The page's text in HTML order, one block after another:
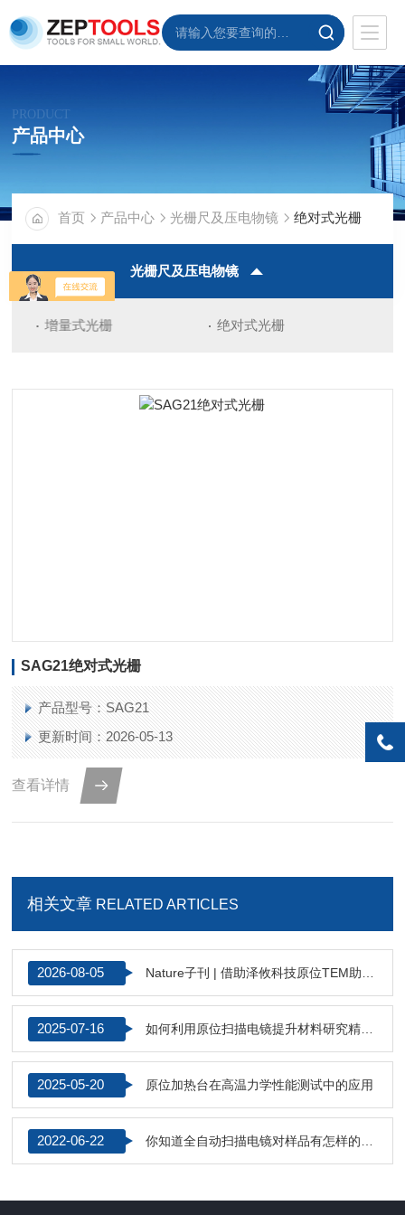
PRODUCT
产品中心
首页 产品中心 光栅尺及压电物镜 绝对式光栅
光栅尺及压电物镜
增量式光栅 绝对式光栅
SAG21绝对式光栅
产品型号：SAG21
更新时间：2026-05-13
查看详情
相关文章 RELATED ARTICLES
2026-08-05
2025-07-16
2025-05-20 原位加热台在高温力学性能测试中的应用
2022-06-22